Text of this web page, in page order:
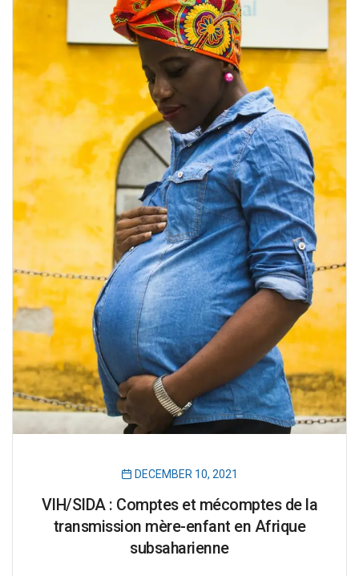
DECEMBER 10, 2021
VIH/SIDA : Comptes et mécomptes de la
transmission mère-enfant en Afrique
subsaharienne